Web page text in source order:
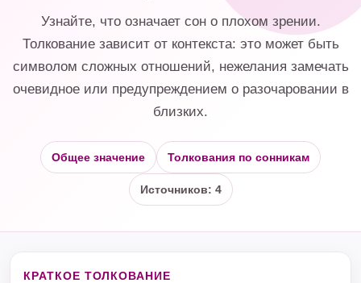
Узнайте, что означает сон о плохом зрении.
Толкование зависит от контекста: это может быть
символом сложных отношений, нежелания замечать
очевидное или предупреждением о разочаровании в
близких.
Общее значение Толкования по сонникам
Источников: 4
КРАТКОЕ ТОЛКОВАНИЕ